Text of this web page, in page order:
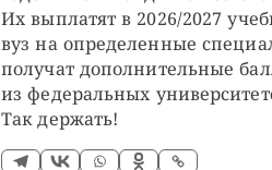
Их выплатят в 2026/2027
вуз на определенные
получат дополнительные
из федеральных
Так держать!